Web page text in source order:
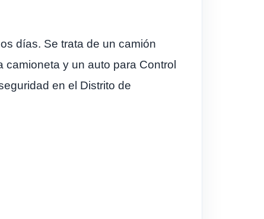
días. Se trata de un camión
y un auto para Control
en el Distrito de